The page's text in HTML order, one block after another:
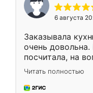
6 августа
Заказывала
очень
посчитала, на
Замерщик
делу со всей
за день, ребята
Читать полностью